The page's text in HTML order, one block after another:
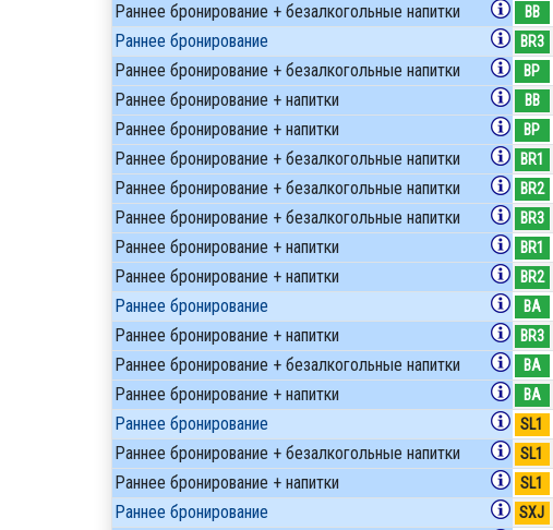
Раннее бронирование + безалкогольные напитки BB
Раннее бронирование BR3
Раннее бронирование + безалкогольные напитки BP
Раннее бронирование + напитки BB
Раннее бронирование + напитки BP
Раннее бронирование + безалкогольные напитки BR1
Раннее бронирование + безалкогольные напитки BR2
Раннее бронирование + безалкогольные напитки BR3
Раннее бронирование + напитки BR1
Раннее бронирование + напитки BR2
Раннее бронирование BA
Раннее бронирование + напитки BR3
Раннее бронирование + безалкогольные напитки BA
Раннее бронирование + напитки BA
Раннее бронирование SL1
Раннее бронирование + безалкогольные напитки SL1
Раннее бронирование + напитки SL1
Раннее бронирование SXJ